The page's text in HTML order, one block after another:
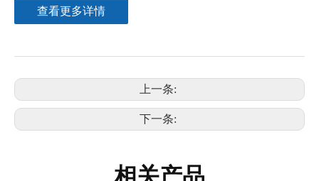
查看更多详情
上一条:
下一条: